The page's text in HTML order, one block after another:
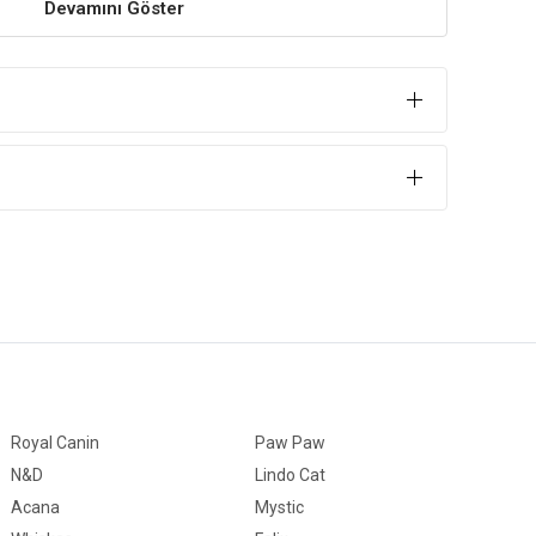
Eti
Devamını Göster
Royal Canin
Paw Paw
N&D
Lindo Cat
Acana
Mystic